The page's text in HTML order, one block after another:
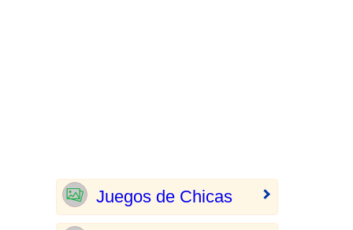
Juegos de Chicas